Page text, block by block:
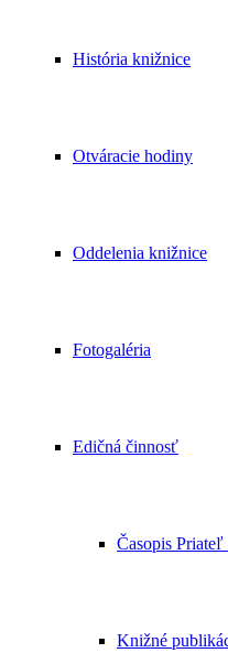
História knižnice
Otváracie hodiny
Oddelenia knižnice
Fotogaléria
Edičná činnosť
Časopis
Knižné